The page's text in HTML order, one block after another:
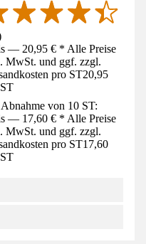
— 20,95 € * Alle Preise
MwSt. und ggf. zzgl.
pro ST20,95
ST
von 10 ST:
— 17,60 € * Alle Preise
MwSt. und ggf. zzgl.
pro ST17,60
ST